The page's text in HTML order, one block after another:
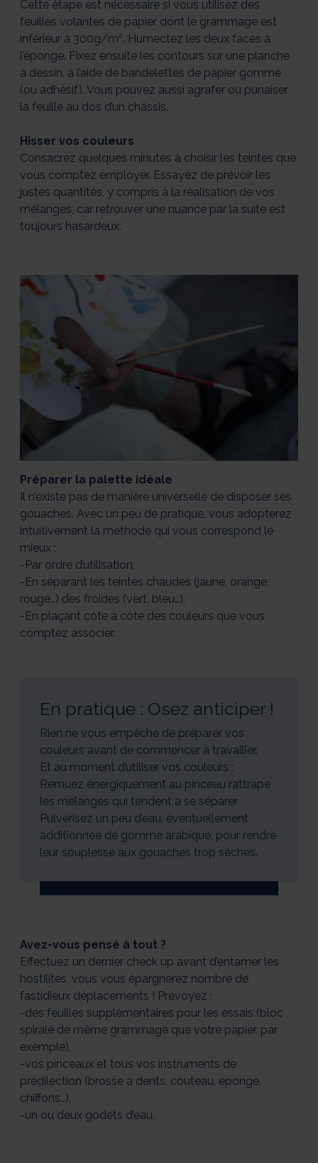
Cette étape est nécessaire si vous utilisez des
feuilles volantes de papier dont le grammage est
inférieur à 300g/m². Humectez les deux faces à
l’éponge. Fixez ensuite les contours sur une planche
à dessin, à l’aide de bandelettes de papier gommé
(ou adhésif). Vous pouvez aussi agrafer ou punaiser
la feuille au dos d’un châssis.
Hisser vos couleurs
Consacrez quelques minutes à choisir les teintes que
vous comptez employer. Essayez de prévoir les
justes quantités, y compris à la réalisation de vos
mélanges, car retrouver une nuance par la suite est
toujours hasardeux.
Préparer la palette idéale
Il n’existe pas de manière universelle de disposer ses
gouaches. Avec un peu de pratique, vous adopterez
intuitivement la méthode qui vous correspond le
mieux :
-Par ordre d’utilisation,
-En séparant les teintes chaudes (jaune, orange,
rouge…) des froides (vert, bleu…),
-En plaçant côte à côte des couleurs que vous
comptez associer.
En pratique : Osez anticiper !
Rien ne vous empêche de préparer vos
couleurs avant de commencer à travailler.
Et au moment d’utiliser vos couleurs :
Remuez énergiquement au pinceau rattrape
les mélanges qui tendent à se séparer
Pulvérisez un peu d’eau, éventuellement
additionnée de gomme arabique, pour rendre
leur souplesse aux gouaches trop sèches.
Avez-vous pensé à tout ?
Effectuez un dernier check up avant d’entamer les
hostilités, vous vous épargnerez nombre de
fastidieux déplacements ! Prévoyez :
-des feuilles supplémentaires pour les essais (bloc
spiralé de même grammage que votre papier, par
exemple),
-vos pinceaux et tous vos instruments de
prédilection (brosse à dents, couteau, éponge,
chiffons…),
-un ou deux godets d’eau.